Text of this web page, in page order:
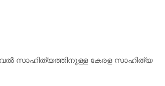
സാഹിത്യത്തിനുള്ള കേരള സാഹിത്യ